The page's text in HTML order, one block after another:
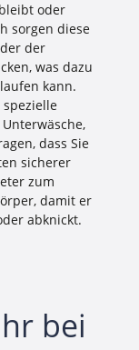
oder
sorgen diese
der
was dazu
kann.
dass Sie
sicherer
zum
damit er
abknickt.
bei